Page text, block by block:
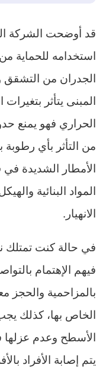
قد أوضحت الشركة
استخدامه للحماية
الجدران من التشقق
المبنى يتأثر
الحراري فهو يمنع
من التأثر بأي رطوبة
الأمطار الشديدة
المواد البنائية
الانهيار.
في حالة كنت تمتلك
فيهم الإهتمام
بالمزاحمية والحجز
الخاص بها، كذلك
الأسطح وعدم
يتم إصابة الأفراد